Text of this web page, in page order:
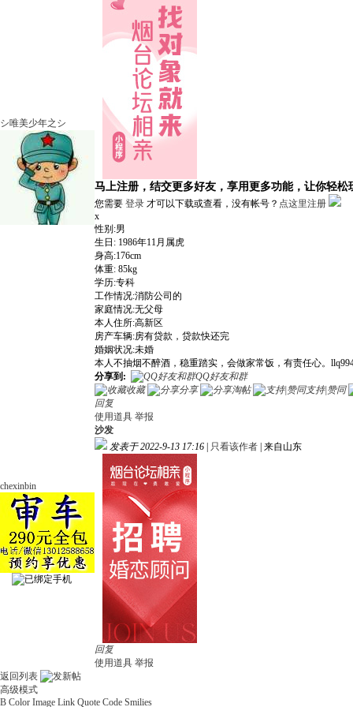
シ唯美少年之シ
马上注册，结交更多好友，享用更多功能，让你轻松
您需要 登录 才可以下载或查看，没有帐号？ 点这里注册
x
性别:男
生日: 1986年11月属虎
身高:176cm
体重: 85kg
学历:专科
工作情况:消防公司的
家庭情况:无父母
本人住所:高新区
房产车辆:房有贷款，贷款快还完
婚姻状况:未婚
本人不抽烟不醉酒，稳重踏实，会做家常饭，有责任心。
分享到:
QQ好友和群
收藏
分享 淘帖 支持|赞同
回复
使用道具 举报
chexinbin
沙发
发表于 2022-9-13 17:16
只看该作者 来自山东
回复
使用道具 举报
返回列表
高级模式
B Color Image Link Quote Code Smilies